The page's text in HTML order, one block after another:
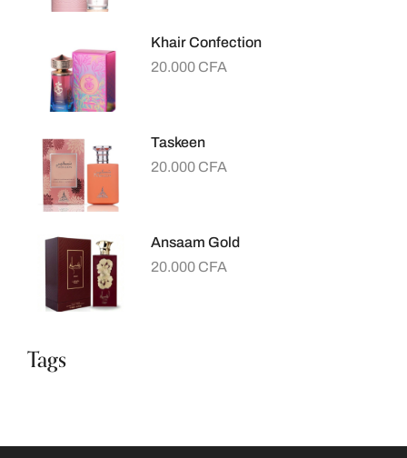
Khair Confection
20.000 CFA
Taskeen
20.000 CFA
Ansaam Gold
20.000 CFA
Tags